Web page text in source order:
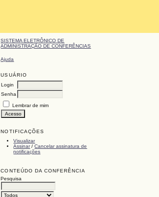
SISTEMA ELETRÔNICO DE
ADMINISTRAÇÃO DE CONFERÊNCIAS
Ajuda
USUÁRIO
Login
Senha
Lembrar de mim
NOTIFICAÇÕES
Visualizar
Assinar/Cancelar assinatura de
notificações
CONTEÚDO DA CONFERÊNCIA
Pesquisa